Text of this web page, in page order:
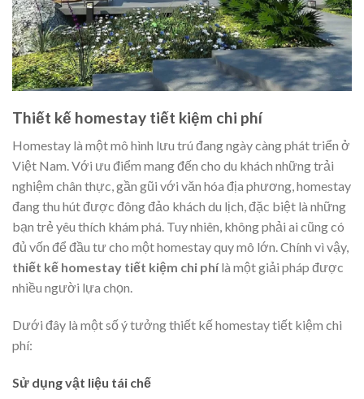
Thiết kế homestay tiết kiệm chi phí
Homestay là một mô hình lưu trú đang ngày càng phát triển ở
Việt Nam. Với ưu điểm mang đến cho du khách những trải
nghiệm chân thực, gần gũi với văn hóa địa phương, homestay
đang thu hút được đông đảo khách du lịch, đặc biệt là những
bạn trẻ yêu thích khám phá. Tuy nhiên, không phải ai cũng có
đủ vốn để đầu tư cho một homestay quy mô lớn. Chính vì vậy,
thiết kế homestay tiết kiệm chi phílà một giải pháp được
nhiều người lựa chọn.
Dưới đây là một số ý tưởng thiết kế homestay tiết kiệm chi
phí:
Sử dụng vật liệu tái chế